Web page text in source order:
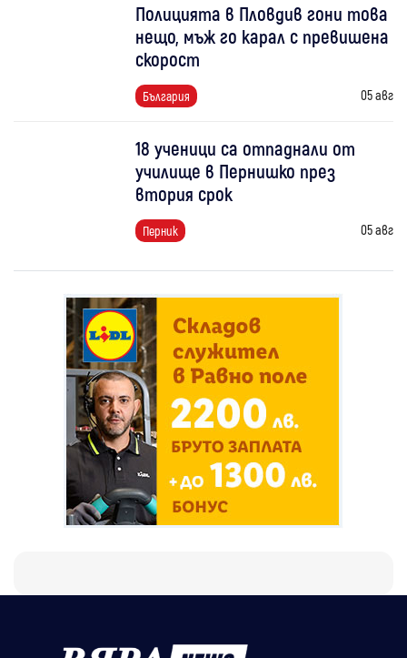
Полицията в Пловдив гони това
нещо, мъж го карал с превишена
скорост
България 05 авг
18 ученици са отпаднали от
училище в Пернишко през
втория срок
Перник 05 авг